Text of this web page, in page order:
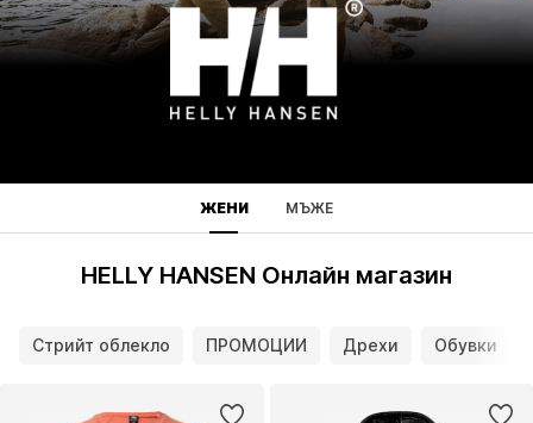
ЖЕНИ МЪЖЕ
HELLY HANSEN Онлайн магазин
Стрийт облекло ПРОМОЦИИ Дрехи Обувки